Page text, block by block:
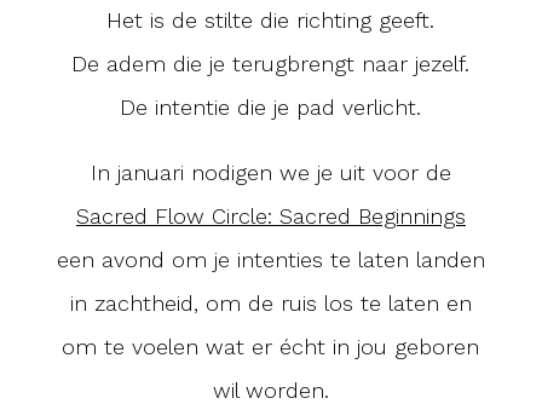
Het is de stilte die richting geeft.
De adem die je terugbrengt naar jezelf.
De intentie die je pad verlicht.
In januari nodigen we je uit voor de
Sacred Flow Circle: Sacred Beginnings
een avond om je intenties te laten landen
in zachtheid, om de ruis los te laten en
om te voelen wat er écht in jou geboren
wil worden.